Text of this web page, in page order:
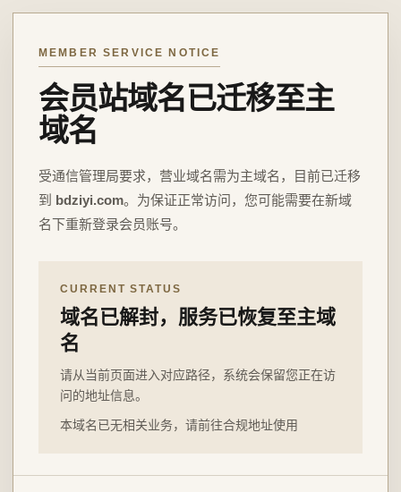
MEMBER SERVICE NOTICE
会员站域名已迁移至主
域名
受通信管理局要求，营业域名需为主域名，目前已迁移
到 bdziyi.com。为保证正常访问，您可能需要在新域
名下重新登录会员账号。
CURRENT STATUS
域名已解封，服务已恢复至主域
名
请从当前页面进入对应路径，系统会保留您正在访
问的地址信息。
本域名已无相关业务，请前往合规地址使用